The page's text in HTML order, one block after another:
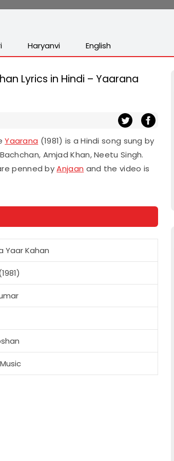
Haryanvi English
Lyrics in Hindi – Yaarana
Yaarana (1981) is a Hindi song sung by
Amjad Khan, Neetu Singh.
penned byAnjaan and the video is
Yaar Kahan